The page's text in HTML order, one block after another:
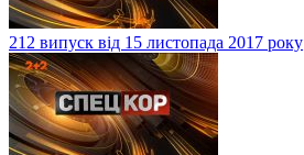
212 випуск від 15 листопада 2017 року